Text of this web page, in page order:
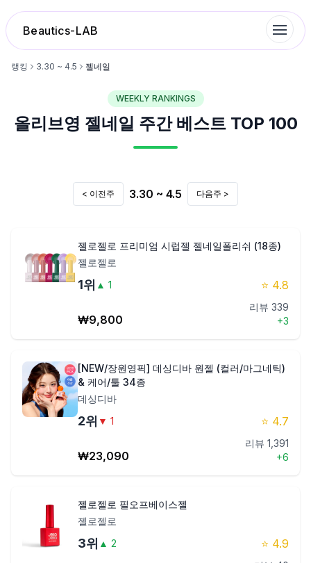
Beautics-LAB
나의 스킨케어
찜 목록
랭킹 3.30 ~ 4.5 젤네일
WEEKLY RANKINGS
올리브영 젤네일 주간 베스트 TOP 100
< 이전주 3.30 ~ 4.5 다음주 >
젤로젤로 프리미엄 시럽젤 젤네일폴리쉬 (18종)
젤로젤로
1위 ▲ 1 ⭐ 4.8
₩9,800
리뷰 339
+3
[NEW/장원영픽] 데싱디바 원젤 (컬러/마그네틱)
& 케어/툴 34종
데싱디바
2위 ▼ 1 ⭐ 4.7
₩23,090
리뷰 1,391
+6
젤로젤로 필오프베이스젤
젤로젤로
3위 ▲ 2 ⭐ 4.9